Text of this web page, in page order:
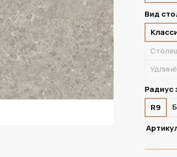
Вид
Радиус
R9